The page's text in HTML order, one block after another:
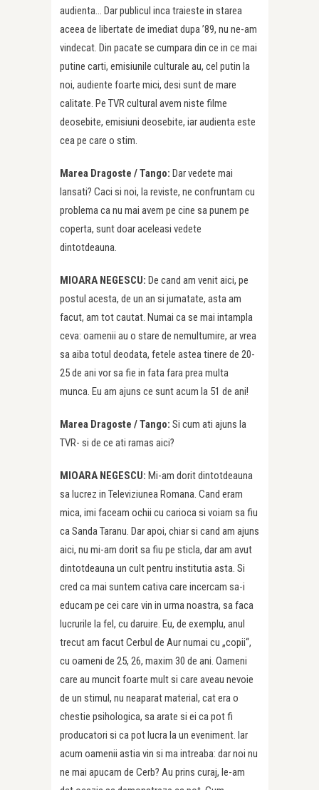
audienta… Dar publicul inca traieste in starea
aceea de libertate de imediat dupa ’89, nu ne-am
vindecat. Din pacate se cumpara din ce in ce mai
putine carti, emisiunile culturale au, cel putin la
noi, audiente foarte mici, desi sunt de mare
calitate. Pe TVR cultural avem niste filme
deosebite, emisiuni deosebite, iar audienta este
cea pe care o stim.
Marea Dragoste /Tango: Dar vedete mai
lansati? Caci si noi, la reviste, ne confruntam cu
problema ca nu mai avem pe cine sa punem pe
coperta, sunt doar aceleasi vedete
dintotdeauna.
MIOARA NEGESCU: De cand am venit aici, pe
postul acesta, de un an si jumatate, asta am
facut, am tot cautat. Numai ca se mai intampla
ceva: oamenii au o stare de nemultumire, ar vrea
sa aiba totul deodata, fetele astea tinere de 20-
25 de ani vor sa fie in fata fara prea multa
munca. Eu am ajuns ce sunt acum la 51 de ani!
Marea Dragoste /Tango: Si cum ati ajuns la
TVR- si de ce ati ramas aici?
MIOARA NEGESCU: Mi-am dorit dintotdeauna
sa lucrez in Televiziunea Romana. Cand eram
mica, imi faceam ochii cu carioca si voiam sa fiu
ca Sanda Taranu. Dar apoi, chiar si cand am ajuns
aici, nu mi-am dorit sa fiu pe sticla, dar am avut
dintotdeauna un cult pentru institutia asta. Si
cred ca mai suntem cativa care incercam sa-i
educam pe cei care vin in urma noastra, sa faca
lucrurile la fel, cu daruire. Eu, de exemplu, anul
trecut am facut Cerbul de Aur numai cu „copii“,
cu oameni de 25, 26, maxim 30 de ani. Oameni
care au muncit foarte mult si care aveau nevoie
de un stimul, nu neaparat material, cat era o
chestie psihologica, sa arate si ei ca pot fi
producatori si ca pot lucra la un eveniment. Iar
acum oamenii astia vin si ma intreaba: dar noi nu
ne mai apucam de Cerb? Au prins curaj, le-am